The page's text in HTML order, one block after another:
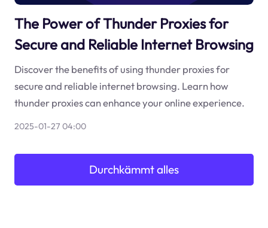
The Power of Thunder Proxies for
Secure and Reliable Internet Browsing
Discover the benefits of using thunder proxies for
secure and reliable internet browsing. Learn how
thunder proxies can enhance your online experience.
2025-01-27 04:00
Durchkämmt alles